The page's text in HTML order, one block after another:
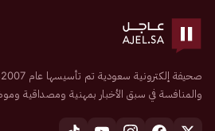
والمنافسة في سبق الأخبار بمهنية ومصداقية